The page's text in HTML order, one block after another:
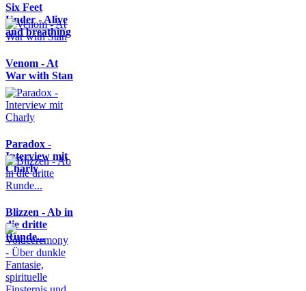
Six Feet
Under - Alive
and breathing
Venom - At
War with Stan
Paradox -
Interview mit
Charly
Blizzen - Ab in
die dritte
Runde...